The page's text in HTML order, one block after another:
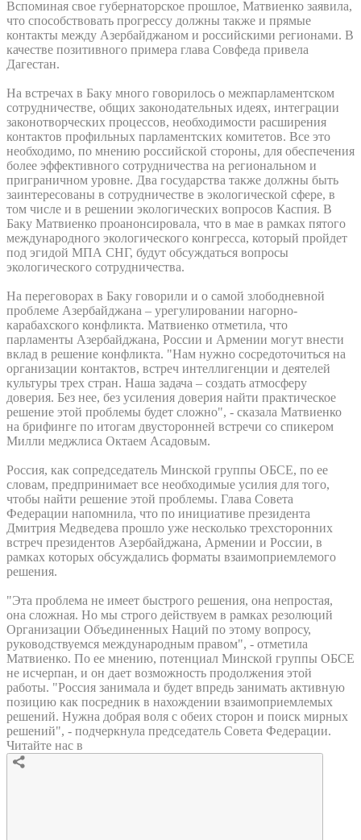
Вспоминая свое губернаторское прошлое, Матвиенко заявила,
что способствовать прогрессу должны также и прямые
контакты между Азербайджаном и российскими регионами. В
качестве позитивного примера глава Совфеда привела
Дагестан.
На встречах в Баку много говорилось о межпарламентском
сотрудничестве, общих законодательных идеях, интеграции
законотворческих процессов, необходимости расширения
контактов профильных парламентских комитетов. Все это
необходимо, по мнению российской стороны, для обеспечения
более эффективного сотрудничества на региональном и
приграничном уровне. Два государства также должны быть
заинтересованы в сотрудничестве в экологической сфере, в
том числе и в решении экологических вопросов Каспия. В
Баку Матвиенко проанонсировала, что в мае в рамках пятого
международного экологического конгресса, который пройдет
под эгидой МПА СНГ, будут обсуждаться вопросы
экологического сотрудничества.
На переговорах в Баку говорили и о самой злободневной
проблеме Азербайджана – урегулировании нагорно-
карабахского конфликта. Матвиенко отметила, что
парламенты Азербайджана, России и Армении могут внести
вклад в решение конфликта. "Нам нужно сосредоточиться на
организации контактов, встреч интеллигенции и деятелей
культуры трех стран. Наша задача – создать атмосферу
доверия. Без нее, без усиления доверия найти практическое
решение этой проблемы будет сложно", - сказала Матвиенко
на брифинге по итогам двусторонней встречи со спикером
Милли меджлиса Октаем Асадовым.
Россия, как сопредседатель Минской группы ОБСЕ, по ее
словам, предпринимает все необходимые усилия для того,
чтобы найти решение этой проблемы. Глава Совета
Федерации напомнила, что по инициативе президента
Дмитрия Медведева прошло уже несколько трехсторонних
встреч президентов Азербайджана, Армении и России, в
рамках которых обсуждались форматы взаимоприемлемого
решения.
"Эта проблема не имеет быстрого решения, она непростая,
она сложная. Но мы строго действуем в рамках резолюций
Организации Объединенных Наций по этому вопросу,
руководствуемся международным правом", - отметила
Матвиенко. По ее мнению, потенциал Минской группы ОБСЕ
не исчерпан, и он дает возможность продолжения этой
работы. "Россия занимала и будет впредь занимать активную
позицию как посредник в нахождении взаимоприемлемых
решений. Нужна добрая воля с обеих сторон и поиск мирных
решений", - подчеркнула председатель Совета Федерации.
Читайте нас в